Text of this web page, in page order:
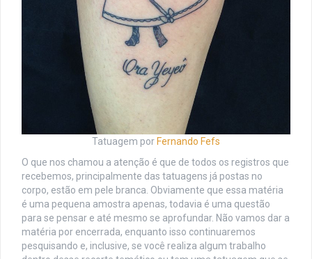
Tatuagem por Fernando Fefs
O que nos chamou a atenção é que de todos os registros que
recebemos, principalmente das tatuagens já postas no
corpo, estão em pele branca. Obviamente que essa matéria
é uma pequena amostra apenas, todavia é uma questão
para se pensar e até mesmo se aprofundar. Não vamos dar a
matéria por encerrada, enquanto isso continuaremos
pesquisando e, inclusive, se você realiza algum trabalho